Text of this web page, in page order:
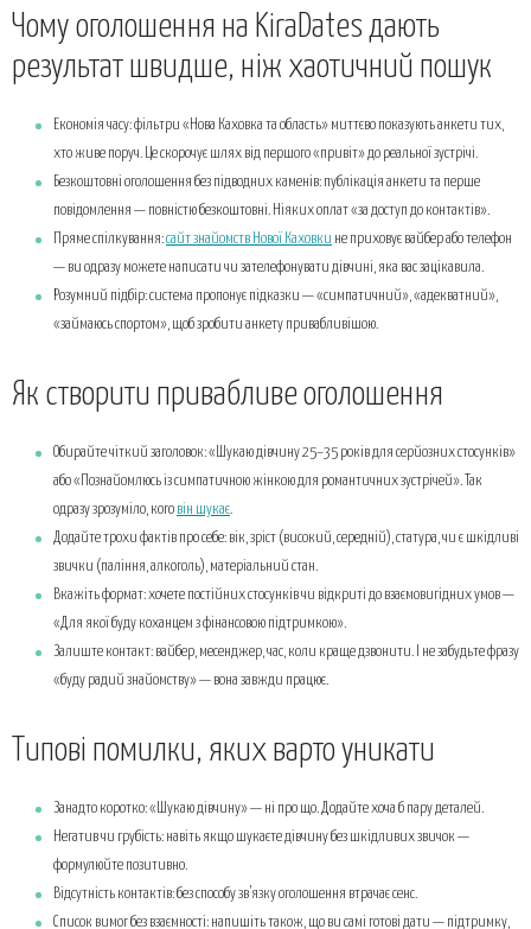
Чому оголошення на KiraDates дають
результат швидше, ніж хаотичний пошук
Економія часу: фільтри «Нова Каховка та область» миттєво показують анкети тих,
хто живе поруч. Це скорочує шлях від першого «привіт» до реальної зустрічі.
Безкоштовні оголошення без підводних каменів: публікація анкети та перше
повідомлення — повністю безкоштовні. Ніяких оплат «за доступ до контактів».
Пряме спілкування:сайт знайомств Нової Каховки не приховує вайбер або телефон
— ви одразу можете написати чи зателефонувати дівчині, яка вас зацікавила.
Розумний підбір: система пропонує підказки — «симпатичний», «адекватний»,
«займаюсь спортом», щоб зробити анкету привабливішою.
Як створити привабливе оголошення
Обирайте чіткий заголовок: «Шукаю дівчину 25–35 років для серйозних стосунків»
або «Познайомлюсь із симпатичною жінкою для романтичних зустрічей». Так
одразу зрозуміло, кого він шукає.
Додайте трохи фактів про себе: вік, зріст (високий, середній), статура, чи є шкідливі
звички (паління, алкоголь), матеріальний стан.
Вкажіть формат: хочете постійних стосунків чи відкриті до взаємовигідних умов —
«Для якої буду коханцем з фінансовою підтримкою».
Залиште контакт: вайбер, месенджер, час, коли краще дзвонити. І не забудьте фразу
«буду радий знайомству» — вона завжди працює.
Типові помилки, яких варто уникати
Занадто коротко: «Шукаю дівчину» — ні про що. Додайте хоча б пару деталей.
Негатив чи грубість: навіть якщо шукаєте дівчину без шкідливих звичок —
формулюйте позитивно.
Відсутність контактів: без способу зв’язку оголошення втрачає сенс.
Список вимог без взаємності: напишіть також, що ви самі готові дати — підтримку,